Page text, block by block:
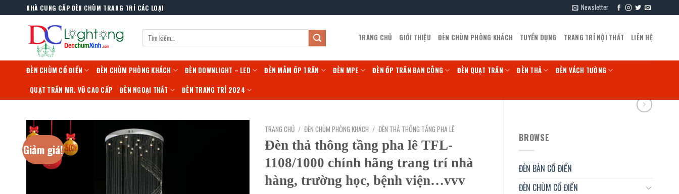
to
NHÀ CUNG CẤP ĐÈN CHÙM TRANG TRÍ CÁC LOẠI Newsletter
Tìm
kiếm:
TRANG CHỦ GIỚI THIỆU ĐÈN CHÙM PHÒNG KHÁCH TUYỂN DỤNG TRANG TRÍ NỘI THẤT LIÊN HỆ
ĐÈN CHÙM CỔ ĐIỂN ĐÈN CHÙM PHÒNG KHÁCH ĐÈN DOWNLIGHT – LED ĐÈN MÂM ỐP TRẦN ĐÈN MPE ĐÈN ỐP TRẦN BAN CÔNG ĐÈN QUẠT TRẦN ĐÈN THẢ ĐÈN VÁCH TƯỜNG
QUẠT TRẦN MR. VŨ CAO CẤP ĐÈN NGOẠI THẤT ĐÈN TRANG TRÍ 2024
BROWSE
ĐÈN BÀN CỔ ĐIỂN
ĐÈN CHÙM CỔ ĐIỂN
Giảm giá!
TRANG CHỦ / ĐÈN CHÙM PHÒNG KHÁCH / ĐÈN THẢ THÔNG TẦNG PHA LÊ
Đèn thả thông tầng pha lê TFL-
1108/1000 chính hãng trang trí nhà
hàng, trường học, bệnh viện…vvv